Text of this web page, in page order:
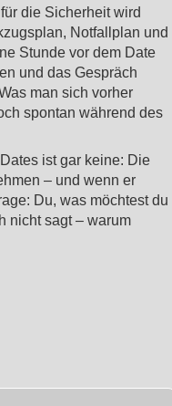
die Sicherheit wird
Notfallplan und
Stunde vor dem Date
und das Gespräch
man sich vorher
spontan während des
ist gar keine: Die
– und wenn er
Du, was möchtest du
nicht sagt – warum